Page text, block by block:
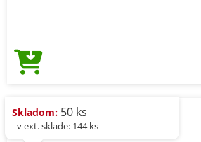
Skladom: 50 ks
- v ext. sklade: 144 ks